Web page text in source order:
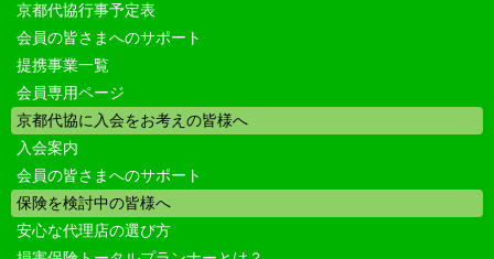
京都代協行事予定表
会員の皆さまへのサポート
提携事業一覧
会員専用ページ
京都代協に入会をお考えの皆様へ
入会案内
会員の皆さまへのサポート
保険を検討中の皆様へ
安心な代理店の選び方